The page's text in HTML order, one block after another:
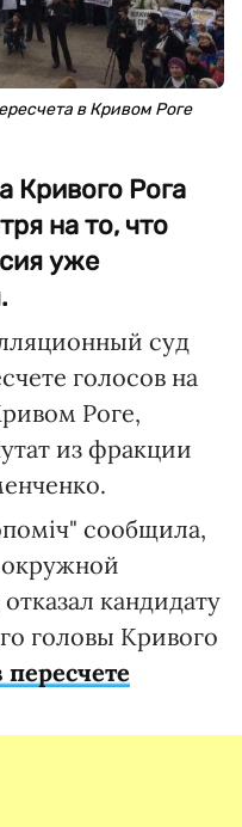
в Кривом Роге
Кривого Рога
на то, что
уже
суд
голосов на
Роге,
из фракции
сообщила,
кандидату
головы Кривого